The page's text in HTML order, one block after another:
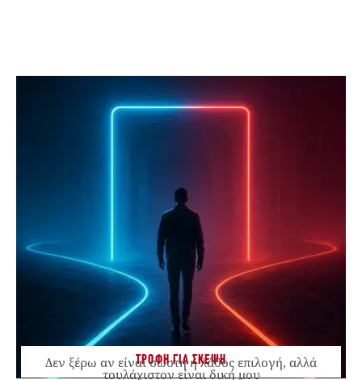
ΤΡΟΦΗ ΓΙΑ ΣΚΕΨΗ
Δεν ξέρω αν είναι σωστή ή λάθος επιλογή, αλλά
τουλάχιστον είναι δική μου